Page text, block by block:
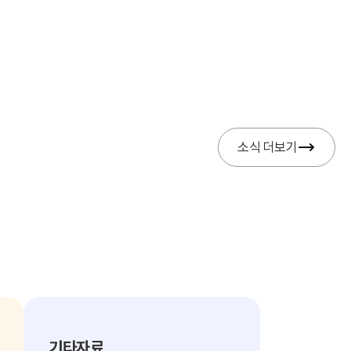
소식 더보기